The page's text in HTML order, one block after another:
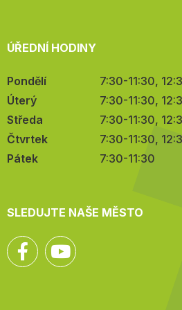
ÚŘEDNÍ HODINY
Pondělí
7:30-11:30,
Úterý
7:30-11:30,
Středa
7:30-11:30,
Čtvrtek
7:30-11:30,
Pátek
7:30-11:30
SLEDUJTE NAŠE MĚSTO
Facebook